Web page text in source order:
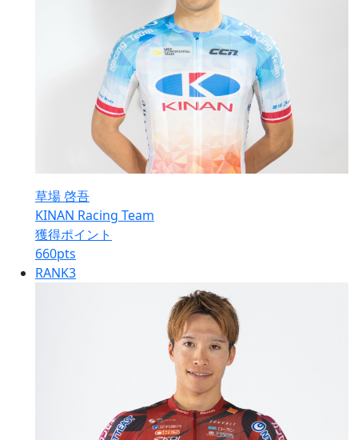
草場 啓吾
KINAN Racing Team
獲得ポイント
660pts
RANK3